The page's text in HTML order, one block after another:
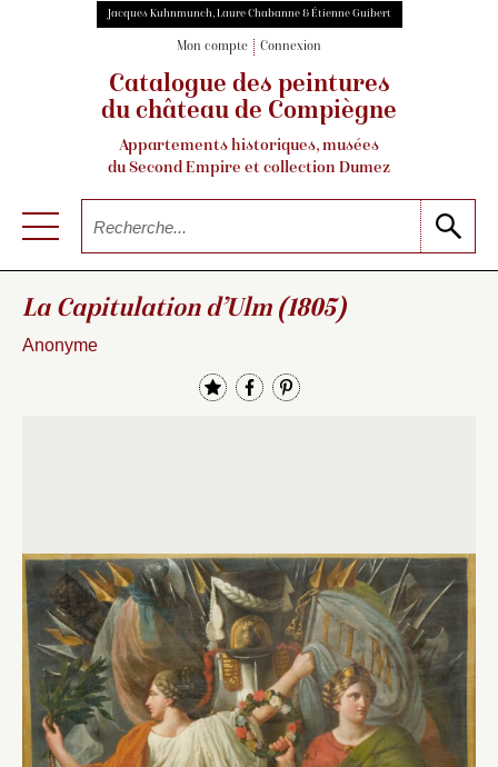
Jacques Kuhnmunch, Laure Chabanne & Étienne Guibert
Mon compte Connexion
Catalogue des peintures
du château de Compiègne
Appartements historiques, musées
du Second Empire et collection Dumez
La Capitulation d’Ulm (1805)
Anonyme